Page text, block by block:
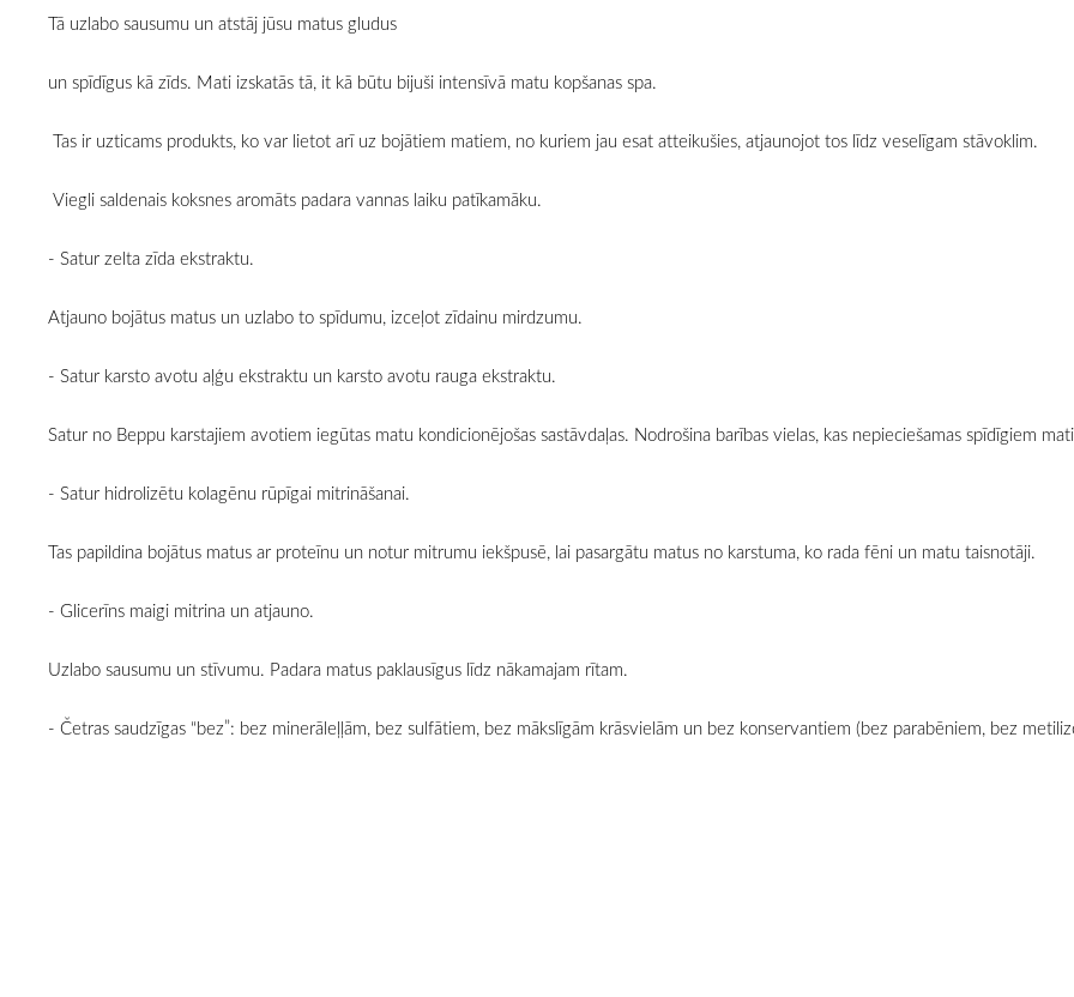
Tā uzlabo sausumu un atstāj jūsu matus gludus
un spīdīgus kā zīds. Mati izskatās tā, it kā būtu bijuši intensīvā matu kopšanas spa.
Tas ir uzticams produkts, ko var lietot arī uz bojātiem matiem, no kuriem jau esat atteikušies, atjaunojot tos līdz veselīgam stāvoklim.
Viegli saldenais koksnes aromāts padara vannas laiku patīkamāku.
- Satur zelta zīda ekstraktu.
Atjauno bojātus matus un uzlabo to spīdumu, izceļot zīdainu mirdzumu.
- Satur karsto avotu aļģu ekstraktu un karsto avotu rauga ekstraktu.
Satur no Beppu karstajiem avotiem iegūtas matu kondicionējošas sastāvdaļas. Nodrošina barības vielas, kas nepieciešamas spīdīgiem
- Satur hidrolizētu kolagēnu rūpīgai mitrināšanai.
Tas papildina bojātus matus ar proteīnu un notur mitrumu iekšpusē, lai pasargātu matus no karstuma, ko rada fēni un matu taisnotāji.
- Glicerīns maigi mitrina un atjauno.
Uzlabo sausumu un stīvumu. Padara matus paklausīgus līdz nākamajam rītam.
- Četras saudzīgas “bez”: bez minerāleļļām, bez sulfātiem, bez mākslīgām krāsvielām un bez konservantiem (bez parabēniem, bez